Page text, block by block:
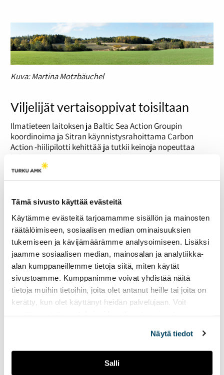
Tämä sivusto käyttää evästeitä
Käytämme evästeitä tarjoamamme sisällön ja mainosten
räätälöimiseen, sosiaalisen median ominaisuuksien
tukemiseen ja kävijämäärämme analysoimiseen. Lisäksi
jaamme sosiaalisen median, mainosalan ja analytiikka-
alan kumppaneillemme tietoja siitä, miten käytät
sivustoamme. Kumppanimme voivat yhdistää näitä
tietoja muihin tietoihin, joita olet antanut heille tai joita on
kerätty, kun olet käyttänyt heidän palvelujaan. Voit
Näytä tiedot
Salli
Kuva: Martina Motzbäuchel
Viljelijät vertaisoppivat toisiltaan
Ilmatieteen laitoksen ja Baltic Sea Action Groupin
koordinoima ja Sitran käynnistysrahoittama Carbon
Action -hiilipilotti kehittää ja tutkii keinoja nopeuttaa
hiilen sitomista maaperään. Hiilipilotti myös todentaa
hiilen sitomista tieteellisesti sekä tuo ilmastoystävällisiä
viljelykäytäntöjä maatiloille. Viime vuoden lopulla
ja Göran Ehrnrootin säätiö, Sophie von Julinin säätiö, Maj
Hiilipilottiin lähti Maaseudun tulevaisuudessa olleen
ilmoituksen ja MTK:n heidän jäsenilleen lähettämän
sähköpostin pohjalta 113 maatilaa mukaan.